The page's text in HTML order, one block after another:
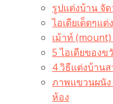
รูปแต่งบ้าน จั
ไอเดียเด็ดๆแ
เม้าท์
5 ไอเดียของ
4 วิธีแต่งบ้าน
ภาพแขวนผนัง
ห้อง